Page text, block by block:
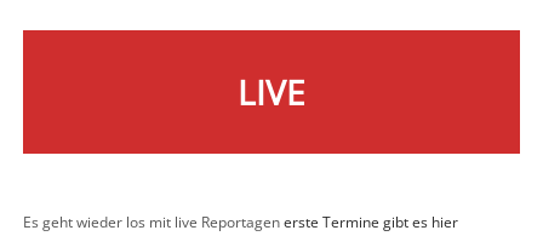
LIVE
Es geht wieder los mit live Reportagenerste Termine gibt es hier